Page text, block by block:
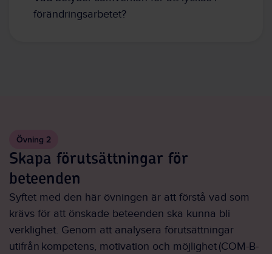
förändringsarbetet?
Övning 2
Skapa förutsättningar för
beteenden
Syftet med den här övningen är att förstå vad som
krävs för att önskade beteenden ska kunna bli
verklighet. Genom att analysera förutsättningar
utifrån kompetens, motivation och möjlighet (COM-B-